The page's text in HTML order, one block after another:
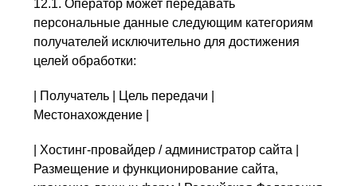
12.1. Оператор может передавать
персональные данные следующим категориям
получателей исключительно для достижения
целей обработки:
| Получатель | Цель передачи |
Местонахождение |
| Хостинг-провайдер / администратор сайта |
Размещение и функционирование сайта,